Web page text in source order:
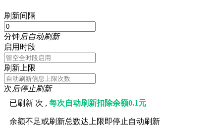
刷新间隔
分钟后自动刷新
启用时段
刷新上限
次后停止刷新
已刷新 次 ,每次自动刷新扣除余额0.1元
余额不足或刷新总数达上限即停止自动刷新